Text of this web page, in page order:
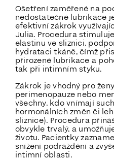
Ošetření zaměřené na
nedostatečné lubrikace
efektivní zákrok
Julia. Procedura
elastinu ve sliznici,
hydrataci tkáně, čímž
přirozené lubrikace a
tak při intimním styku.
Zákrok je vhodný pro
perimenopauze nebo
všechny, kdovnímají
hormonálních změn či
sliznice). Procedura
obvykle trvalý, a
životu. Pacientky
snížení podráždění a
intimní oblasti.